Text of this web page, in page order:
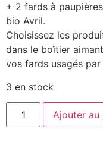
+ 2 fards à
bio Avril.
Choisissez les
dans le boîtier
vos fards usagés
3 en stock
Ajouter au